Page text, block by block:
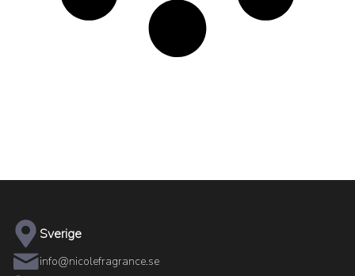
Sverige
info@nicolefragrance.se